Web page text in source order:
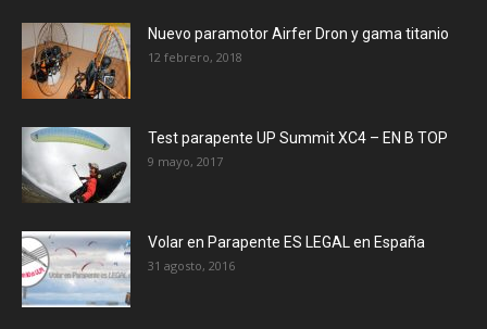
Nuevo paramotor Airfer Dron y gama titanio
12 febrero, 2018
Test parapente UP Summit XC4 – EN B TOP
9 mayo, 2017
Volar en Parapente ES LEGAL en España
31 agosto, 2016